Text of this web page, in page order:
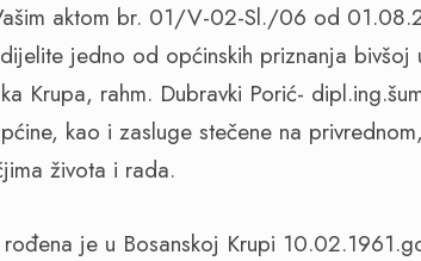
aktom br. 01/V-02-Sl./06 od
jedno od općinskih priznanja
Krupa, rahm. Dubravki Porić-
kao i zasluge stečene na
života i rada.
rođena je u Bosanskoj Krupi